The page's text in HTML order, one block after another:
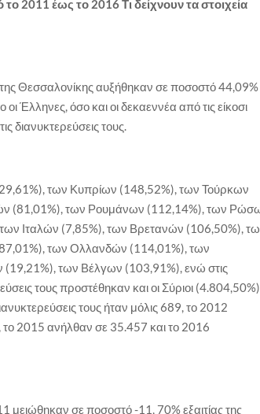
2011 έως το 2016 Τι δείχνουν τα στοιχεία
Θεσσαλονίκης αυξήθηκαν σε ποσοστό 44,09%
Έλληνες, όσο και οι δεκαεννέα από τις είκοσι
διανυκτερεύσεις τους.
των Κυπρίων (148,52%), των Τούρκων
(81,01%), των Ρουμάνων (112,14%), των
Ιταλών (7,85%), των Βρετανών (106,50%),
των Ολλανδών (114,01%), των
των Βέλγων (103,91%), ενώ στις
τους προστέθηκαν και οι Σύριοι
τους ήταν μόλις 689, το 2012
2015 ανήλθαν σε 35.457 και το 2016
μειώθηκαν σε ποσοστό -11, 70% εξαιτίας της